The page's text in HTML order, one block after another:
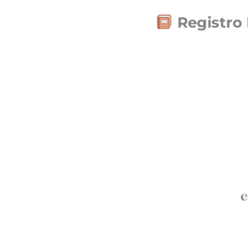
Registro